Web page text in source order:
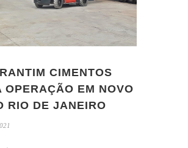
CIMENTOS
OPERAÇÃO EM NOVO
RIO DE JANEIRO